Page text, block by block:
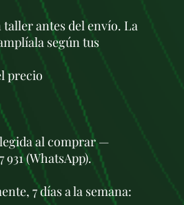
taller antes del envío. La
según tus
precio
al comprar —
(WhatsApp).
7 días a la semana: